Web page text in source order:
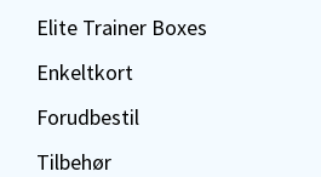
Elite Trainer Boxes
Enkeltkort
Forudbestil
Tilbehør